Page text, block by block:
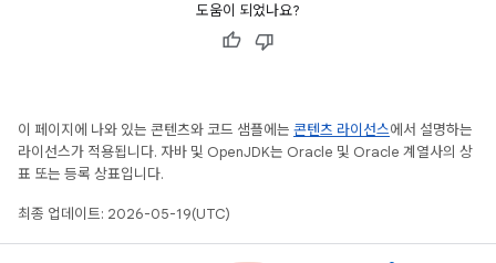
도움이 되었나요?
이 페이지에 나와 있는 콘텐츠와 코드 샘플에는 콘텐츠 라이선스에서 설명하는
라이선스가 적용됩니다. 자바 및 OpenJDK는 Oracle 및 Oracle 계열사의 상
표 또는 등록 상표입니다.
최종 업데이트: 2026-05-19(UTC)